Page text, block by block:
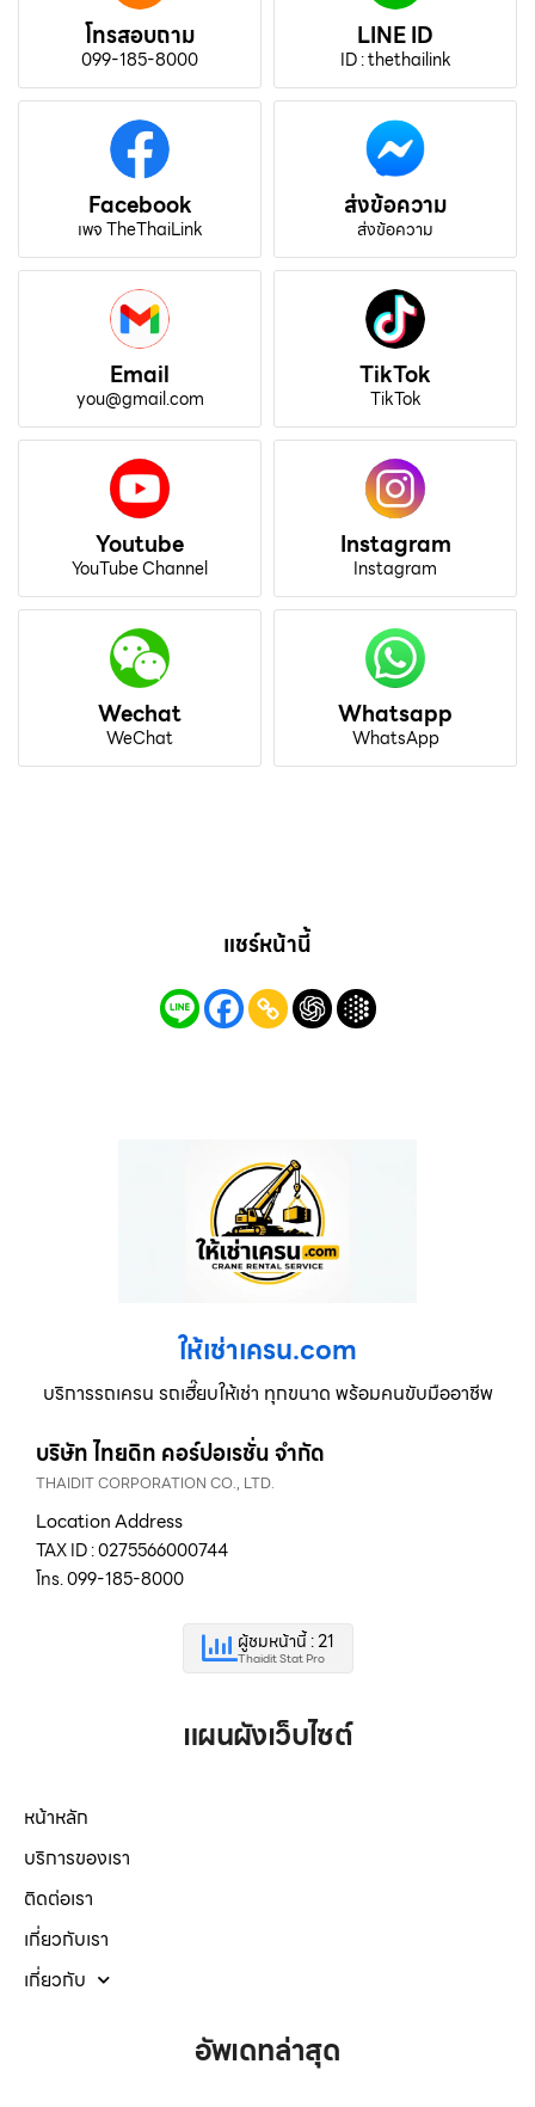
โทรสอบถาม
099-185-8000
LINE ID
ID : thethailink
Facebook
เพจ TheThaiLink
ส่งข้อความ
ส่งข้อความ
Email
you@gmail.com
TikTok
TikTok
Youtube
YouTube Channel
Instagram
Instagram
Wechat
WeChat
Whatsapp
WhatsApp
แชร์หน้านี้
ให้เช่าเครน.com
บริการรถเครน รถเฮี๊ยบให้เช่า ทุกขนาด พร้อมคนขับมืออาชีพ
บริษัท ไทยดิท คอร์ปอเรชั่น จำกัด
THAIDIT CORPORATION CO., LTD.
Location Address
TAX ID : 0275566000744
โทร. 099-185-8000
ผู้ชมหน้านี้ : 21
Thaidit Stat Pro
แผนผังเว็บไซต์
หน้าหลัก
บริการของเรา
ติดต่อเรา
เกี่ยวกับเรา
เกี่ยวกับ
อัพเดทล่าสุด